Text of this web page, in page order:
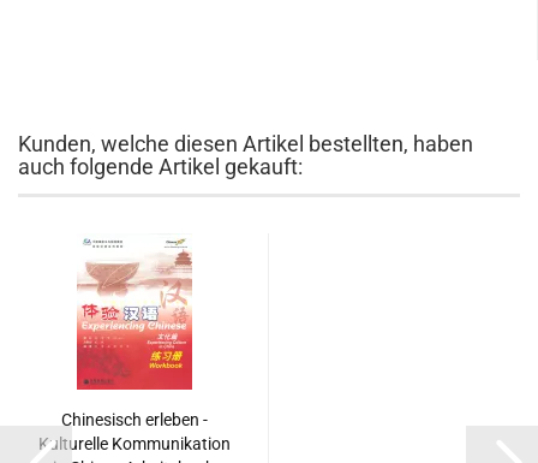
Kunden, welche diesen Artikel bestellten, haben
auch folgende Artikel gekauft:
Chinesisch erleben -
Kulturelle Kommunikation